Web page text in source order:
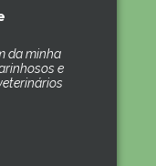
da minha
e